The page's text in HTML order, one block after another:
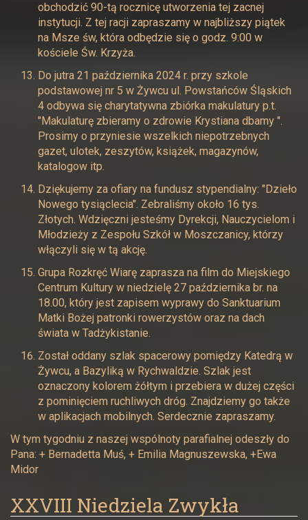
obchodzić 90-tą rocznicę utworzenia tej zacnej
instytucji. Z tej racji zapraszamy w najbliższy piątek
na Msze św, która odbędzie się o godz. 9:00 w
kościele Św. Krzyża.
Do jutra 21 października 2024 r. przy szkole
podstawowej nr 5 w Żywcu ul. Powstańców Śląskich
4 odbywa się charytatywna zbiórka makulatury p.t.
"Makulaturę zbieramy o zdrowie Krystiana dbamy ".
Prosimy o przyniesie wszelkich niepotrzebnych
gazet, ulotek, zeszytów, książek, magazynów,
katalogow itp.
Dziękujemy za ofiary na fundusz stypendialny: "Dzieło
Nowego tysiąclecia". Zebraliśmy około 16 tys.
Złotych. Wdzięczni jesteśmy Dyrekcji, Nauczycielom i
Młodzieży z Zespołu Szkół w Moszczanicy, którzy
włączyli się w tą akcję.
Grupa Rozkręć Wiarę zaprasza na film do Miejskiego
Centrum Kultury w niedzielę 27 października br. na
18.00, który jest zapisem wyprawy do Sanktuarium
Matki Bożej patronki rowerzystów oraz na dach
świata w Tadżykistanie.
Został oddany szlak spacerowy pomiędzy Katedrą w
Żywcu, a Bazyliką w Rychwaldzie. Szlak jest
oznaczony kolorem żółtym i przebiera w dużej części
z pominięciem ruchliwych dróg. Znajdziemy go także
w aplikacjach mobilnych. Serdecznie zapraszamy.
W tym tygodniu z naszej wspólnoty parafialnej odeszły do
Pana: + Bernadetta Muś, + Emilia Magnuszewska, +Ewa
Midor
XXVIII Niedziela Zwykła